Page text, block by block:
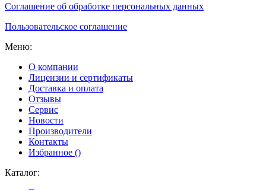
Соглашение об обработке персональных данных
Пользовательское соглашение
Меню:
О компании
Лицензии и сертификаты
Доставка и оплата
Отзывы
Сервис
Новости
Производители
Контакты
Избранное ()
Каталог: